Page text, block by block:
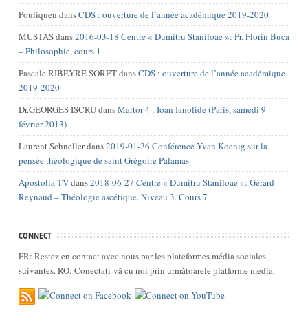
Pouliquen dansCDS : ouverture de l’année académique 2019-2020
MUSTASdans2016-03-18 Centre « Dumitru Staniloae »: Pr. Florin Buca
– Philosophie, cours 1.
Pascale RIBEYRE SORETdansCDS : ouverture de l’année académique
2019-2020
Dr.GEORGES ISCRUdansMartor 4 : Ioan Ianolide (Paris, samedi 9
février 2013)
Laurent Schnellerdans2019-01-26 Conférence Yvan Koenig sur la
pensée théologique de saint Grégoire Palamas
Apostolia TVdans2018-06-27 Centre « Dumitru Staniloae »: Gérard
Reynaud – Théologie ascétique. Niveau 3. Cours 7
CONNECT
FR: Restez en contact avec nous par les plateformes média sociales
suivantes. RO: Conectați-vă cu noi prin următoarele platforme media.